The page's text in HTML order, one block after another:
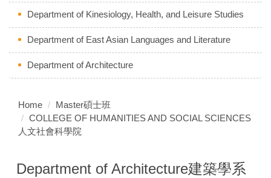
Department of Kinesiology, Health, and Leisure Studies
Department of East Asian Languages and Literature
Department of Architecture
Home
Master碩士班
COLLEGE OF HUMANITIES AND SOCIAL SCIENCES
人文社會科學院
Department of Architecture建築學系